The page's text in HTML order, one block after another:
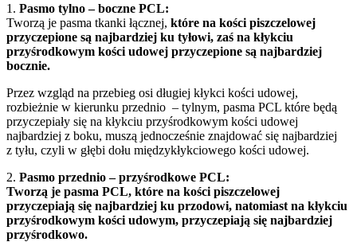
1. Pasmo tylno – boczne PCL:
Tworzą je pasma tkanki łącznej, które na kości piszczelowej
przyczepione są najbardziej ku tyłowi, zaś na kłykciu
przyśrodkowym kości udowej przyczepione są najbardziej
bocznie.
Przez wzgląd na przebieg osi długiej kłykci kości udowej,
rozbieżnie w kierunku przednio – tylnym, pasma PCL które będą
przyczepiały się na kłykciu przyśrodkowym kości udowej
najbardziej z boku, muszą jednocześnie znajdować się najbardziej
z tyłu, czyli w głębi dołu międzykłykciowego kości udowej.
2. Pasmo przednio – przyśrodkowe PCL:
Tworzą je pasma PCL, które na kości piszczelowej
przyczepiają się najbardziej ku przodowi, natomiast na kłykciu
przyśrodkowym kości udowym, przyczepiają się najbardziej
przyśrodkowo.